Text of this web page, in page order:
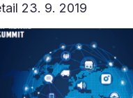
23. 9. 2019